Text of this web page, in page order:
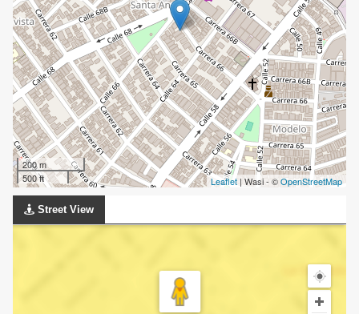
200 m
500 ft
Leaflet | Wasi - ©OpenStreetMap
Street View